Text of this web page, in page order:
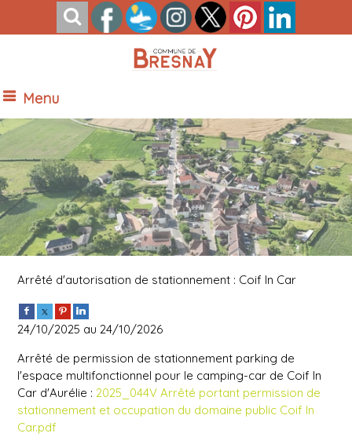
Menu
Arrêté d'autorisation de stationnement : Coif In Car
24/10/2025 au 24/10/2026
Arrêté de permission de stationnement parking de
l'espace multifonctionnel pour le camping-car de Coif In
Car d'Aurélie :2025_044V Arrêté portant permission de
stationnement et occupation du domaine public Coif In
Car.pdf